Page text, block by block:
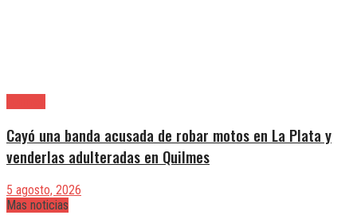
Cayó una banda acusada de robar motos en La Plata y
venderlas adulteradas en Quilmes
5 agosto, 2026
Mas noticias